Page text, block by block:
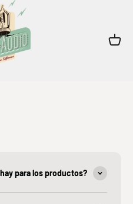
Pro Audio
Carrito
para los productos?